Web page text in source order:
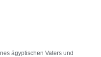
ägyptischen Vaters und